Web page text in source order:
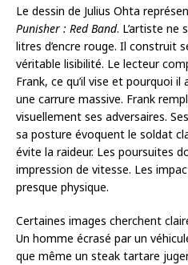
Le dessin de Julius Ohta
Punisher : Red Band. L’artiste ne
litres d’encre rouge. Il construit
véritable lisibilité. Le lecteur
Frank, ce qu’il vise et pourquoi
une carrure massive. Frank
visuellement ses adversaires.
sa posture évoquent le soldat
évite la raideur. Les poursuites
impression de vitesse. Les
presque physique.
Certaines images cherchent
Un homme écrasé par un
que même un steak tartare